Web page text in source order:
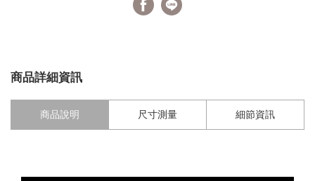
商品詳細資訊
商品說明 尺寸測量 細節資訊